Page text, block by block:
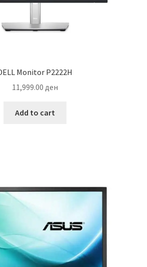
Monitor P2222H
11,999.00 ден
Add to cart